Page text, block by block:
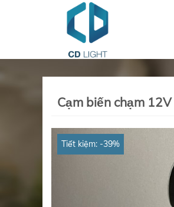
Cạm biến chạm
Tiết kiệm: -39%